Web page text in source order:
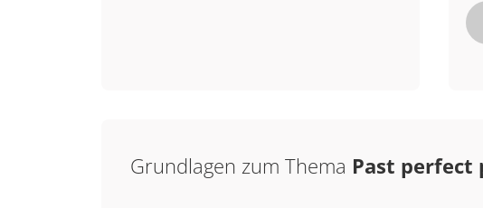
Grundlagen zum Thema Past perfect